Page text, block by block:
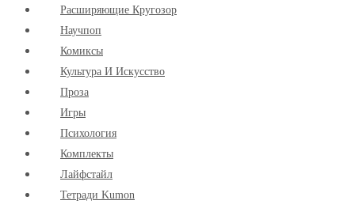
Расширяющие Кругозор
Научпоп
Комиксы
Культура И Искусство
Проза
Игры
Психология
Комплекты
Лайфстайл
Тетради Kumon